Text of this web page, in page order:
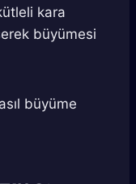
kara
büyümesi
büyüme